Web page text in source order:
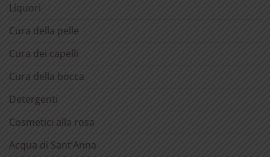
Liquori
Cura della pelle
Cura dei capelli
Cura della bocca
Detergenti
Cosmetici alla rosa
Acqua di Sant’Anna